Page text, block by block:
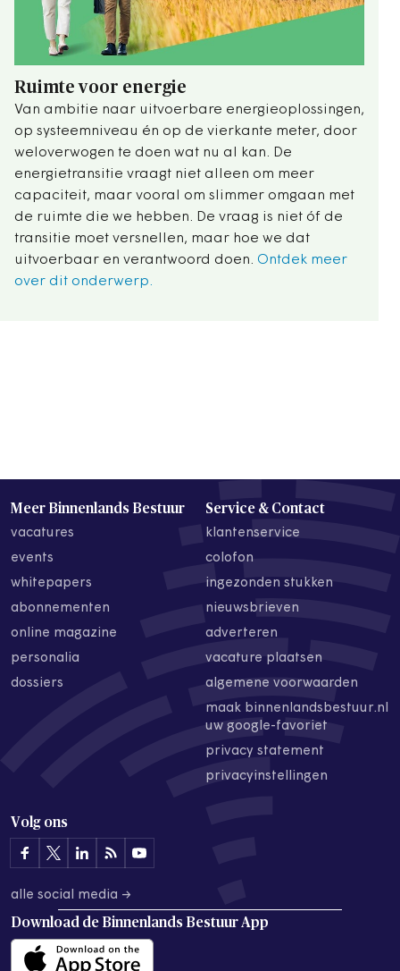
Ruimte voor energie
Van ambitie naar uitvoerbare energieoplossingen,
op systeemniveau én op de vierkante meter, door
weloverwogen te doen wat nu al kan. De
energietransitie vraagt niet alleen om meer
capaciteit, maar vooral om slimmer omgaan met
de ruimte die we hebben. De vraag is niet óf de
transitie moet versnellen, maar hoe we dat
uitvoerbaar en verantwoord doen. Ontdek meer
over dit onderwerp.
Meer Binnenlands Bestuur
vacatures
events
whitepapers
abonnementen
online magazine
personalia
dossiers
Service & Contact
klantenservice
colofon
ingezonden stukken
nieuwsbrieven
adverteren
vacature plaatsen
algemene voorwaarden
maak binnenlandsbestuur.nl
uw google-favoriet
privacy statement
privacyinstellingen
Volg ons
alle social media →
Download de Binnenlands Bestuur App